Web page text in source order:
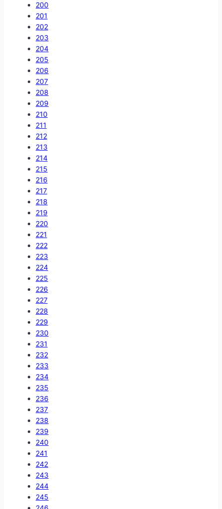
200
201
202
203
204
205
206
207
208
209
210
211
212
213
214
215
216
217
218
219
220
221
222
223
224
225
226
227
228
229
230
231
232
233
234
235
236
237
238
239
240
241
242
243
244
245